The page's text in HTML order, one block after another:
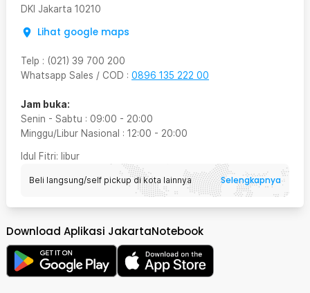
DKI Jakarta 10210
Lihat google maps
Telp : (021) 39 700 200
Whatsapp Sales / COD : 0896 135 222 00
Jam buka:
Senin - Sabtu : 09:00 - 20:00
Minggu/Libur Nasional : 12:00 - 20:00
Idul Fitri: libur
Beli langsung/self pickup di kota lainnya Selengkapnya
Download Aplikasi JakartaNotebook